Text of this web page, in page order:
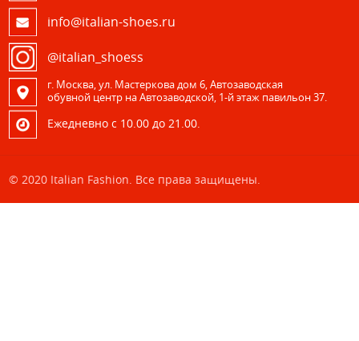
info@italian-shoes.ru
@italian_shoess
г. Москва, ул. Мастеркова дом 6, Автозаводская
обувной центр на Автозаводской, 1-й этаж павильон 37.
Eжедневно с 10.00 до 21.00.
© 2020 Italian Fashion. Все права защищены.